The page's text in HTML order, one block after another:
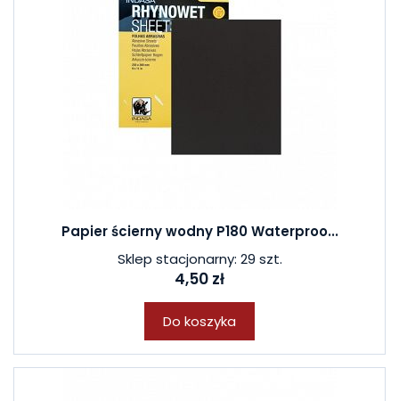
Papier ścierny wodny P180 Waterproo...
Sklep stacjonarny: 29 szt.
4,50 zł
Do koszyka